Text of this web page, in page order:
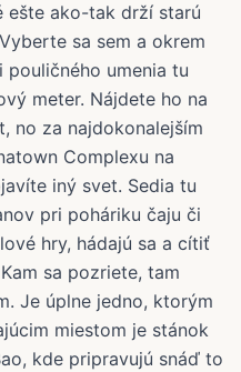
ešte ako-tak drží starú
sa sem a okrem
umenia tu
meter. Nájdete ho na
no za najdokonalejším
Complexu na
iný svet. Sedia tu
pri poháriku čaju či
hry, hádajú sa a cítiť
sa pozriete, tam
Je úplne jedno, ktorým
miestom je stánok
kde pripravujú snáď to